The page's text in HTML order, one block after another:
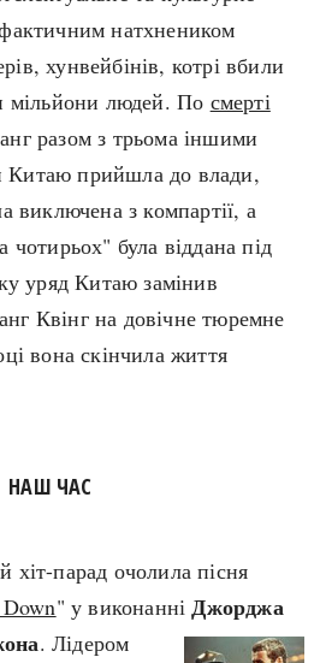
натхнеником
хунвейбінів, котрі вбили
мільйони людей. По смерті
разом з трьома іншими
Китаю прийшла до влади,
виключена з компартії, а
чотирьох" була віддана під
уряд Китаю замінив
Квінг на довічне тюремне
вона скінчила життя
НАШ ЧАС
хіт-парад очолила пісня
" у виконанніДжорджа
. Лідером